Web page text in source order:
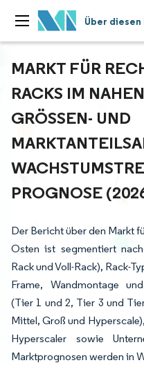
Über diesen
MARKT FÜR
RACKS IM
GRÖSSEN- UND M
ROGNOSE
Der Bericht über den Markt
Osten ist segmentiert
Rack und Voll-Rack), Rack-
Frame, Wandmontage
(Tier 1 und 2, Tier 3 und
Mittel, Groß und
Hyperscaler sowie
Marktprognosen werden in